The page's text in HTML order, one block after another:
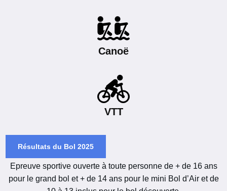
Canoë
VTT
Résultats du Bol 2025
Epreuve sportive ouverte à toute personne de + de 16 ans
pour le grand bol et + de 14 ans pour le mini Bol d’Air et de